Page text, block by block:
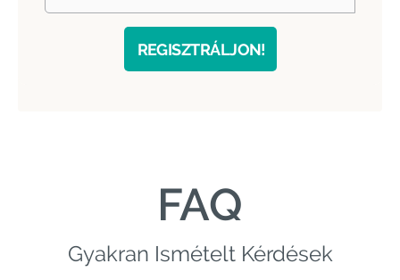
REGISZTRÁLJON!
FAQ
Gyakran Ismételt Kérdések